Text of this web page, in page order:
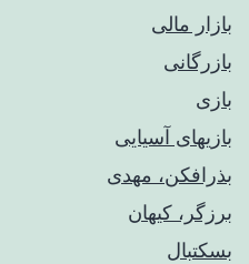
بازار مالی
بازرگانی
بازی
بازیهای آسیایی
بذرافکن، مهدی
برزگر، کیهان
بسکتبال